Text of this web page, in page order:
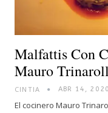
Malfattis Con
Mauro
CINTIA ABR 14, 2020
El cocinero Mauro